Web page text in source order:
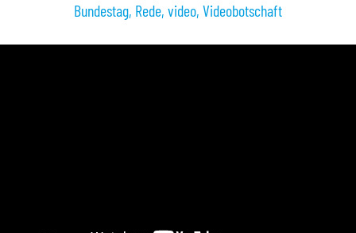
Bundestag, Rede, video, Videobotschaft